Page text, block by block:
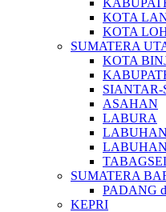
KOTA
KOTA
SUMATERA
KOTA
ASAHAN
LABURA
SUMATERA
PADANG
KEPRI